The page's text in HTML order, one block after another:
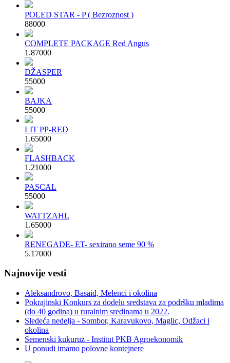
POLED STAR - P ( Bezroznost )
88000
COMPLETE PACKAGE Red Angus
1.87000
DŽASPER
55000
BAJKA
55000
LIT PP-RED
1.65000
FLASHBACK
1.21000
PASCAL
55000
WATTZAHL
1.65000
RENEGADE- ET- sexirano seme 90 %
5.17000
Najnovije vesti
Aleksandrovo, Basaid, Melenci i okolina
Pokrajinski Konkurs za dodelu sredstava za podršku mladima
(do 40 godina) u ruralnim sredinama u 2022.
Sledeća nedelja - Sombor, Karavukovo, Maglic, Odžaci i
okolina
Semenski kukuruz - Institut PKB Agroekonomik
U ponudi imamo polovne kontejnere